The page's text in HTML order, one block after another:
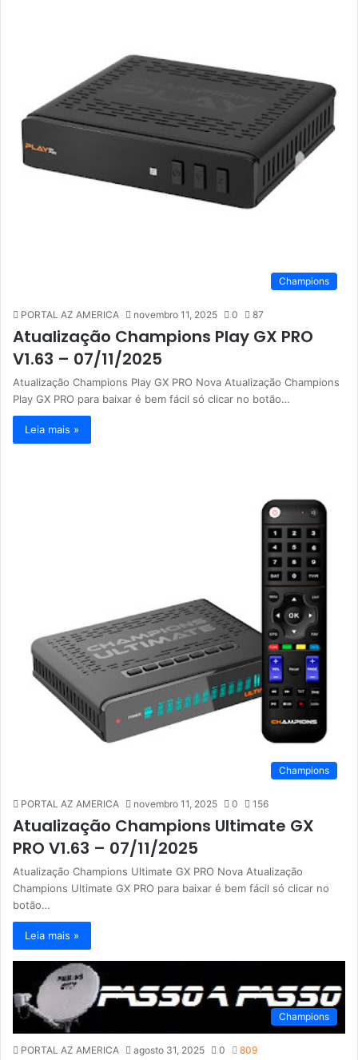
Champions
PORTAL AZ AMERICA novembro 11, 2025 0 87
Atualização Champions Play GX PRO
V1.63 – 07/11/2025
Atualização Champions Play GX PRO Nova Atualização Champions
Play GX PRO para baixar é bem fácil só clicar no botão…
Leia mais »
Champions
PORTAL AZ AMERICA novembro 11, 2025 0 156
Atualização Champions Ultimate GX
PRO V1.63 – 07/11/2025
Atualização Champions Ultimate GX PRO Nova Atualização
Champions Ultimate GX PRO para baixar é bem fácil só clicar no
botão…
Leia mais »
Champions
PORTAL AZ AMERICA agosto 31, 2025 0 809